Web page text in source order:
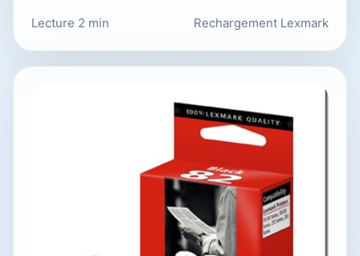
Lecture 2 min Rechargement Lexmark